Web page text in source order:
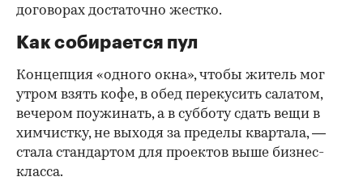
договорах достаточно жестко.
Как собирается пул
Концепция «одного окна», чтобы житель мог
утром взять кофе, в обед перекусить салатом,
вечером поужинать, а в субботу сдать вещи в
химчистку, не выходя за пределы квартала, —
стала стандартом для проектов выше бизнес-
класса.